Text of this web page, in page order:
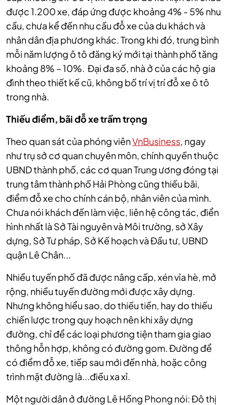
được 1.200 xe, đáp ứng được khoảng 4% - 5% nhu
cầu, chưa kể đến nhu cầu đỗ xe của du khách và
nhân dân địa phương khác. Trong khi đó, trung bình
mỗi năm lượng ô tô đăng ký mới tại thành phố tăng
khoảng 8% – 10%. Đại đa số, nhà ở của các hộ gia
đình theo thiết kế cũ, không bố trí vị trí đỗ xe ô tô
trong nhà.
Thiếu điểm, bãi đỗ xe trầm trọng
Theo quan sát của phóng viênVnBusiness, ngay
như trụ sở cơ quan chuyên môn, chính quyền thuộc
UBND thành phố, các cơ quan Trung ương đóng tại
trung tâm thành phố Hải Phòng cũng thiếu bãi,
điểm đỗ xe cho chính cán bộ, nhân viên của mình.
Chưa nói khách đến làm việc, liên hệ công tác, điển
hình nhất là Sở Tài nguyên và Môi trường, sở Xây
dựng, Sở Tư pháp, Sở Kế hoạch và Đầu tư, UBND
quận Lê Chân...
Nhiều tuyến phố đã được nâng cấp, xén vỉa hè, mở
rộng, nhiều tuyến đường mới được xây dựng.
Nhưng không hiểu sao, do thiếu tiền, hay do thiếu
chiến lược trong quy hoạch nên khi xây dựng
đường, chỉ để các loại phương tiện tham gia giao
thông hỗn hợp, không có đường gom. Đường để
có điểm đỗ xe, tiếp sau mới đến nhà, hoặc công
trình mặt đường là...điều xa xỉ.
Một người dân ở đường Lê Hồng Phong nói: Đô thị